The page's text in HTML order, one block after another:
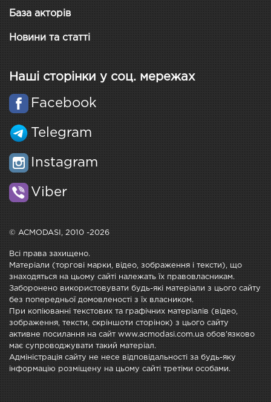
База акторів
Новини та статті
Наші сторінки у соц. мережах
Facebook
Telegram
Instagram
Viber
© ACMODASI, 2010 -2026
Всі права захищено.
Матеріали (торгові марки, відео, зображення і тексти), що
знаходяться на цьому сайті належать їх правовласникам.
Заборонено використовувати будь-які матеріали з цього сайту
без попередньої домовленості з їх власником.
При копіюванні текстових та графічних матеріалів (відео,
зображення, тексти, скріншоти сторінок) з цього сайту
активне посилання на сайт www.acmodasi.com.ua обов'язково
має супроводжувати такий матеріал.
Адміністрація сайту не несе відповідальності за будь-яку
інформацію розміщену на цьому сайті третіми особами.